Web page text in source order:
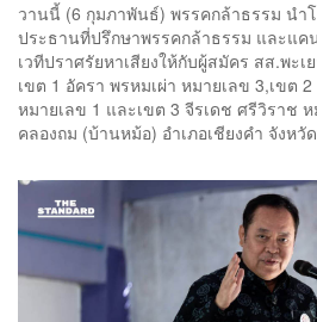
วานนี้ (6 กุมภาพันธ์) พรรคกล้าธรรม นำ
ประธานที่ปรึกษาพรรคกล้าธรรม และแค
เวทีปราศรัยหาเสียงให้กับผู้สมัคร สส.พะ
เขต 1 อัครา พรหมเผ่า หมายเลข 3,เขต
หมายเลข 1 และเขต 3 จีรเดช ศรีวิราช
คลองถม (บ้านหม้อ) อำเภอเชียงคำ จังหวั